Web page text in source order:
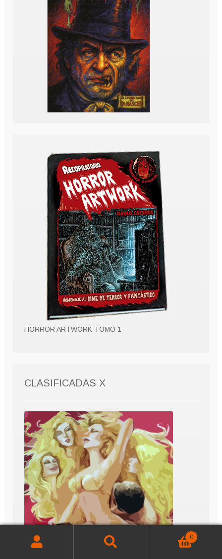
HORROR ARTWORK TOMO 1
CLASIFICADAS X
Buscar
0